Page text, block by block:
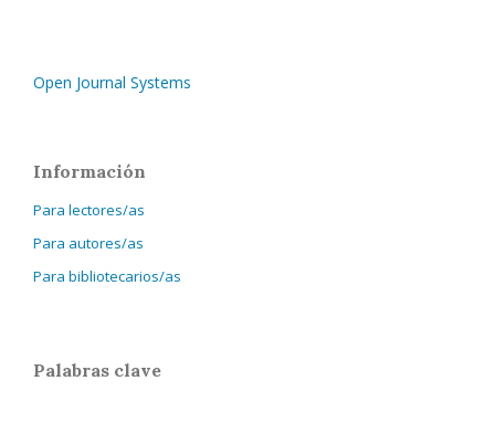
Open Journal Systems
Información
Para lectores/as
Para autores/as
Para bibliotecarios/as
Palabras clave